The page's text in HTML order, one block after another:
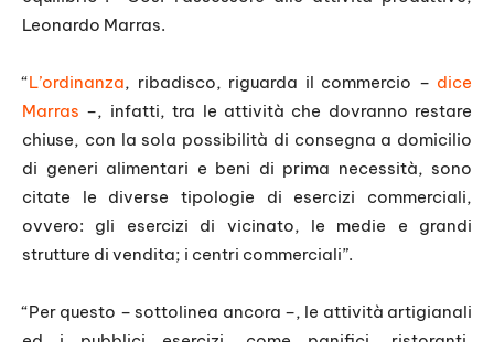
Leonardo Marras.
“L’ordinanza, ribadisco, riguarda il commercio – dice
Marras –, infatti, tra le attività che dovranno restare
chiuse, con la sola possibilità di consegna a domicilio
di generi alimentari e beni di prima necessità, sono
citate le diverse tipologie di esercizi commerciali,
ovvero: gli esercizi di vicinato, le medie e grandi
strutture di vendita; i centri commerciali”.
“Per questo – sottolinea ancora –, le attività artigianali